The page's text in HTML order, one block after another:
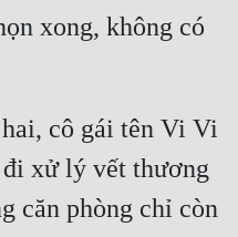
xong, không có
cô gái tên Vi Vi
xử lý vết thương
căn phòng chỉ còn